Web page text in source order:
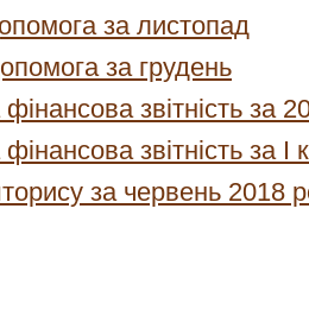
за листопад
за грудень
звітність за
звітність за І
за червень 2018